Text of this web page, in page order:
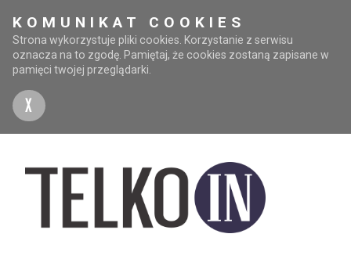
KOMUNIKAT COOKIES
Strona wykorzystuje pliki cookies. Korzystanie z serwisu
oznacza na to zgodę. Pamiętaj, że cookies zostaną zapisane w
pamięci twojej przeglądarki.
X